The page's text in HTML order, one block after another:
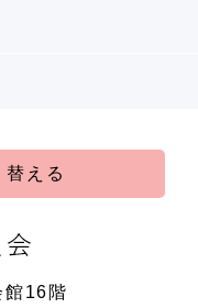
える
館16階